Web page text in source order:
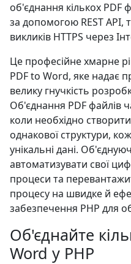
об'єднання кількох PDF
за допомогою REST API,
викликів HTTPS через
Це професійне хмарне
PDF to Word, яке надає
велику гнучкість
Об'єднання PDF файлів
коли необхідно
однакової структури,
унікальні дані.
автоматизувати свої
процеси та
процесу на швидке й
забезпечення PHP для
Об'єднайте
Word у PHP